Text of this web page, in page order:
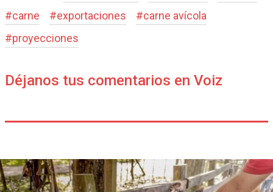
#carne #exportaciones #carne avícola
#proyecciones
Déjanos tus comentarios en Voiz